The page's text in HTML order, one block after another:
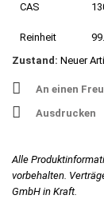
CAS
Reinheit
Zustand: Neuer
An einen
Ausdrucken
Alle
vorbehalten.
GmbH in Kraft.